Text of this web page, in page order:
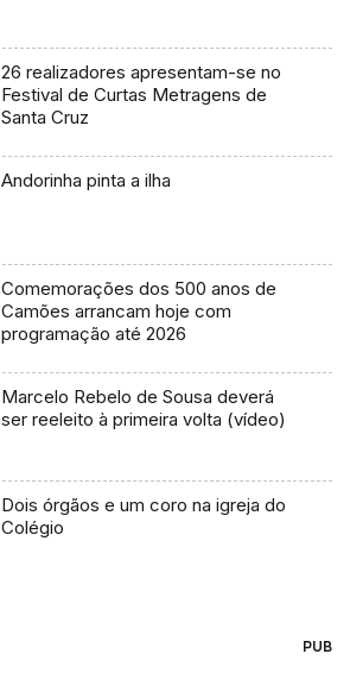
26 realizadores apresentam-se no
Festival de Curtas Metragens de
Santa Cruz
Andorinha pinta a ilha
Comemorações dos 500 anos de
Camões arrancam hoje com
programação até 2026
Marcelo Rebelo de Sousa deverá
ser reeleito à primeira volta (vídeo)
Dois órgãos e um coro na igreja do
Colégio
PUB